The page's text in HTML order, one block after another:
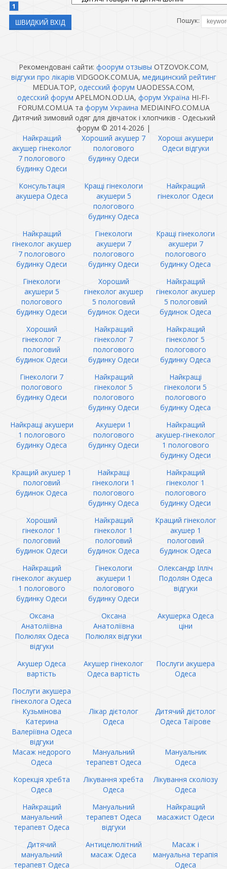
1
Пошук:
Рекомендовані сайти: фоорум отзывы OTZOVOK.COM,
відгуки про лікарів VIDGOOK.COM.UA, медицинский рейтинг
MEDUA.TOP, одесский форум UAODESSA.COM,
одесский форум APELMON.OD.UA, форум Україна HI-FI-
FORUM.COM.UA та форум Украина MEDIAINFO.COM.UA
Дитячий зимовий одяг для дівчаток і хлопчиків - Одеський
форум © 2014-2026 |
Найкращий
акушер гінеколог
7 пологового
будинку Одеси
Хороший акушер 7
пологового
будинку Одеси
Хороші акушери
Одеси відгуки
Консультація
акушера Одеса
Кращі гінекологи
акушери 5
пологового
будинку Одеса
Найкращий
гінеколог Одеси
Найкращий
гінеколог акушер
7 пологового
будинку Одеси
Гінекологи
акушери 7
пологового
будинку Одеси
Кращі гінекологи
акушери 7
пологового
будинку Одеса
Гінекологи
акушери 5
пологового
будинку Одеси
Хороший
гінеколог акушер
5 пологовий
будинок Одеси
Найкращий
гінеколог акушер
5 пологовий
будинок Одеса
Хороший
гінеколог 7
пологовий
будинок Одеси
Найкращий
гінеколог 7
пологового
будинку Одеси
Найкращий
гінеколог 5
пологового
будинку Одеса
Гінекологи 7
пологового
будинку Одеси
Найкращий
гінеколог 5
пологового
будинку Одеси
Найкращі
гінекологи 5
пологового
будинку Одеса
Найкращі акушери
1 пологового
будинку Одеса
Акушери 1
пологового
будинку Одеси
Найкращий
акушер-гінеколог
1 пологового
будинку Одеси
Кращий акушер 1
пологовий
будинок Одеса
Найкращі
гінекологи 1
пологового
будинку Одеса
Найкращий
гінеколог 1
пологового
будинку Одеси
Хороший
гінеколог 1
пологовий
будинок Одеси
Найкращий
гінеколог 1
пологовий
будинок Одеса
Кращий гінеколог
акушер 1
пологовий
будинок Одеса
Найкращий
гінеколог акушер
1 пологового
будинку Одеси
Гінекологи
акушери 1
пологового
будинку Одеси
Олександр Ілліч
Подолян Одеса
відгуки
Оксана
Анатоліївна
Полюлях Одеса
відгуки
Оксана
Анатоліївна
Полюлях відгуки
Акушерка Одеса
ціни
Акушер Одеса
вартість
Акушер гінеколог
Одеса вартість
Послуги акушера
Одеса
Послуги акушера
гінеколога Одеса
Кузьмінова
Катерина
Валеріївна Одеса
відгуки
Лікар дієтолог
Одеса
Дитячий дієтолог
Одеса Таїрове
Масаж недорого
Одеса
Мануальний
терапевт Одеса
Мануальник
Одеса
Корекція хребта
Одеса
Лікування хребта
Одеса
Лікування сколіозу
Одеса
Найкращий
мануальний
терапевт Одеса
Мануальний
терапевт Одеса
відгуки
Найкращий
масажист Одеси
Дитячий
мануальний
терапевт Одеса
Антицелюлітний
масаж Одеса
Масаж і
мануальна терапія
Одеса